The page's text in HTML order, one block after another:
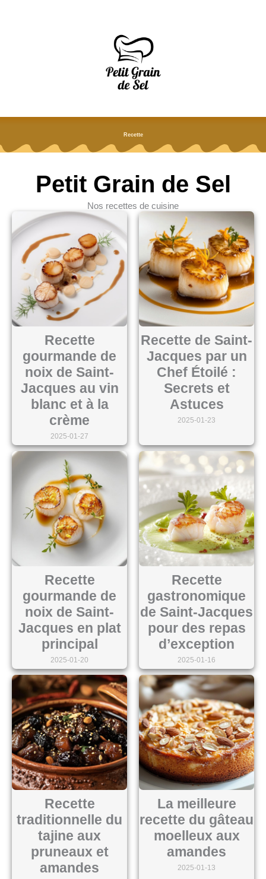
Recette
Petit Grain de Sel
Nos recettes de cuisine
Recette
gourmande de
noix de Saint-
Jacques au vin
blanc et à la
crème
2025-01-27
Recette de Saint-
Jacques par un
Chef Étoilé :
Secrets et
Astuces
2025-01-23
Recette
gourmande de
noix de Saint-
Jacques en plat
principal
2025-01-20
Recette
gastronomique
de Saint-Jacques
pour des repas
d’exception
2025-01-16
Recette
traditionnelle du
tajine aux
pruneaux et
amandes
La meilleure
recette du gâteau
moelleux aux
amandes
2025-01-13